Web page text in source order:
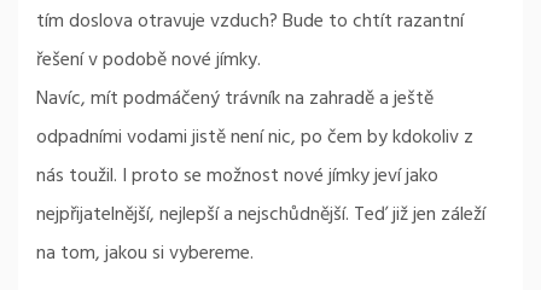
tím doslova otravuje vzduch? Bude to chtít razantní
řešení v podobě nové jímky.
Navíc, mít podmáčený trávník na zahradě a ještě
odpadními vodami jistě není nic, po čem by kdokoliv z
nás toužil. I proto se možnost novéjímkyjeví jako
nejpřijatelnější, nejlepší a nejschůdnější. Teď již jen záleží
na tom, jakou si vybereme.